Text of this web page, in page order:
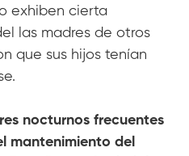
exhiben cierta
las madres de otros
que sus hijos tenían
nocturnos frecuentes
mantenimiento del